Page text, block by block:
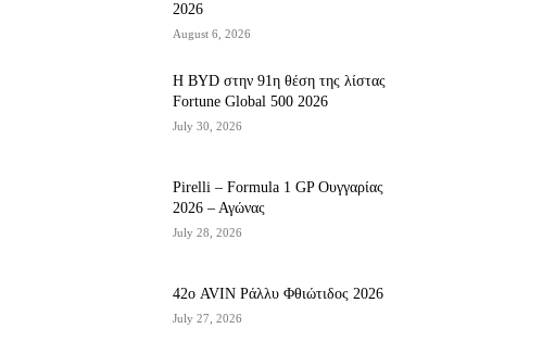
2026
August 6, 2026
Η BYD στην 91η θέση της λίστας
Fortune Global 500 2026
July 30, 2026
Pirelli – Formula 1 GP Ουγγαρίας
2026 – Αγώνας
July 28, 2026
42ο AVIN Ράλλυ Φθιώτιδος 2026
July 27, 2026